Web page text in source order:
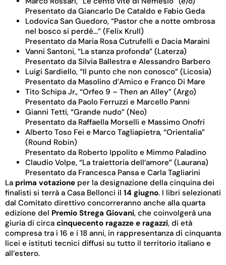
Presentato da Giancarlo De Cataldo e Fabio Geda
Lodovica San Guedoro, “Pastor che a notte ombrosa
nel bosco si perdé…” (Felix Krull)
Presentato da Maria Rosa Cutrufelli e Dacia Maraini
Vanni Santoni, “La stanza profonda” (Laterza)
Presentato da Silvia Ballestra e Alessandro Barbero
Luigi Sardiello, “Il punto che non conosco” (Licosia)
Presentato da Masolino d’Amico e Franco Di Mare
Tito Schipa Jr., “Orfeo 9 – Then an Alley” (Argo)
Presentato da Paolo Ferruzzi e Marcello Panni
Gianni Tetti, “Grande nudo” (Neo)
Presentato da Raffaella Morselli e Massimo Onofri
Alberto Toso Fei e Marco Tagliapietra, “Orientalia”
(Round Robin)
Presentato da Roberto Ippolito e Mimmo Paladino
Claudio Volpe, “La traiettoria dell’amore” (Laurana)
Presentato da Francesca Pansa e Carla Tagliarini
La prima votazione per la designazione della cinquina dei
finalisti si terrà a Casa Bellonci il 14 giugno. I libri selezionati
dal Comitato direttivo concorreranno anche alla quarta
edizione del Premio Strega Giovani, che coinvolgerà una
giuria di circa cinquecento ragazze e ragazzi, di età
compresa tra i 16 e i 18 anni, in rappresentanza di cinquanta
licei e istituti tecnici diffusi su tutto il territorio italiano e
all’estero.